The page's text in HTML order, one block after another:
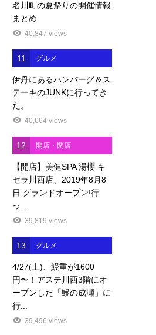
名川町の夏祭りの開催情報
まとめ
40,847 views
11 グルメ
伊丹にあるハンバーグ＆ス
テーキのJUNKに行ってき
た。
40,664 views
12 開店・閉店
【開店】美健SPA 湯櫻 キ
セラ川西店、2019年8月8
日 グランドオープン!行
っ...
39,819 views
13 グルメ
4/27(土)、鰻重が1600
円〜！アステ川西3階にオ
ープンした「鰻の成瀬」に
行...
39,496 views